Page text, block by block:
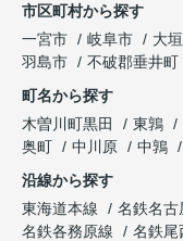
市区町村から探す
一宮市
岐阜市 大
羽島市
不破郡垂井町
町名から探す
木曽川町黒田
東鶉
奥町
中川原 中鶉
沿線から探す
東海道本線
名鉄名古
名鉄各務原線
名鉄尾